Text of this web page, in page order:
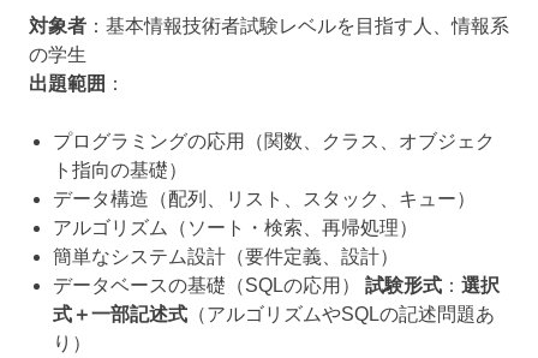
対象者 ：基本情報技術者試験レベルを目指す人、情報系
の学生
出題範囲 ：
プログラミングの応用（関数、クラス、オブジェク
ト指向の基礎）
データ構造（配列、リスト、スタック、キュー）
アルゴリズム（ソート・検索、再帰処理）
簡単なシステム設計（要件定義、設計）
データベースの基礎（SQLの応用） 試験形式 ： 選択
式＋一部記述式 （アルゴリズムやSQLの記述問題あ
り）